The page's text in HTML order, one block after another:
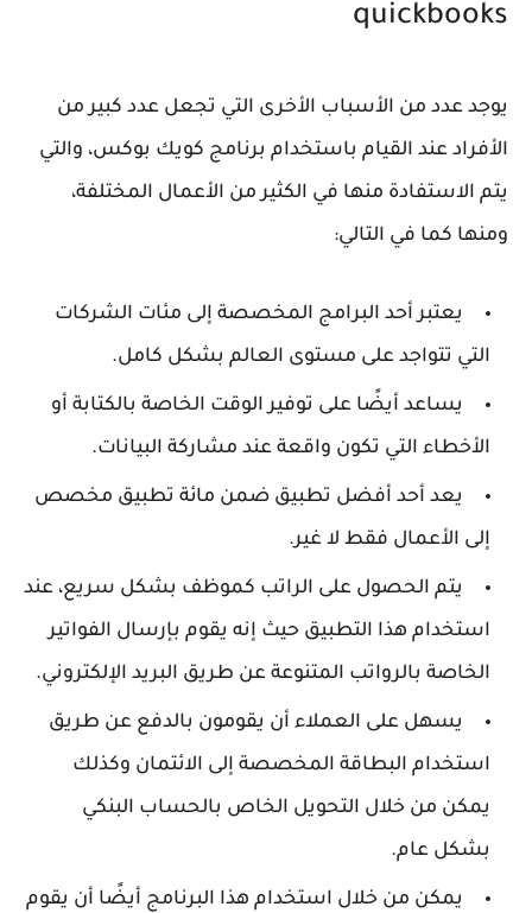
quickbooks
يوجد عدد من الأسباب الأخرى التي تجعل عدد كبير من
الأفراد عند القيام باستخدام برنامج كويك بوكس، والتي
يتم الاستفادة منها في الكثير من الأعمال المختلفة،
ومنها كما في التالي:
يعتبر أحد البرامج المخصصة إلى مئات الشركات
التي تتواجد على مستوى العالم بشكل كامل.
يساعد أيضًا على توفير الوقت الخاصة بالكتابة أو
الأخطاء التي تكون واقعة عند مشاركة البيانات.
يعد أحد أفضل تطبيق ضمن مائة تطبيق مخصص
إلى الأعمال فقط لا غير.
يتم الحصول على الراتب كموظف بشكل سريع، عند
استخدام هذا التطبيق حيث إنه يقوم بإرسال الفواتير
الخاصة بالرواتب المتنوعة عن طريق البريد الإلكتروني.
يسهل على العملاء أن يقومون بالدفع عن طريق
استخدام البطاقة المخصصة إلى الائتمان وكذلك
يمكن من خلال التحويل الخاص بالحساب البنكي
بشكل عام.
يمكن من خلال استخدام هذا البرنامج أيضًا أن يقوم